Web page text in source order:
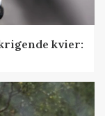
kvier: